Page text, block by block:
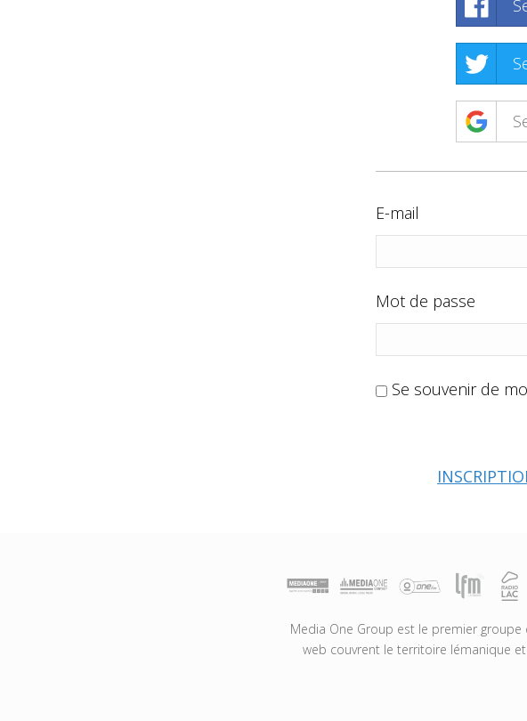
E-mail
Mot de passe
Se souvenir de
Media One Group est le premier groupe
web couvrent le territoire lémanique